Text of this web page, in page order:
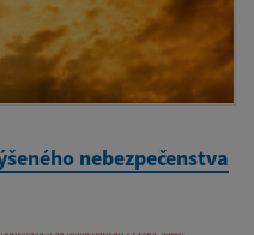
nebezpečenstva